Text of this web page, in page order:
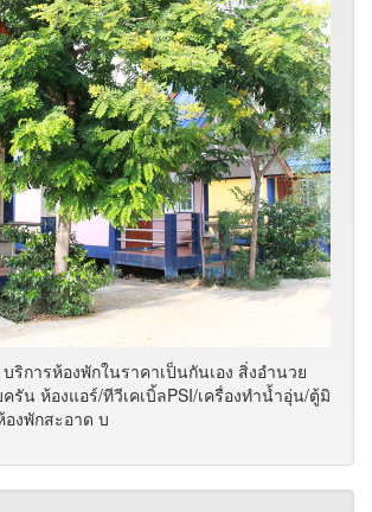
ริการห้องพักในราคาเป็นกันเอง สิ่งอำนวย
รัน ห้องแอร์/ทีวีเคเบิ้ลPSI/เครื่องทำน้ำอุ่น/ตู้มิ
งพักสะอาด บ